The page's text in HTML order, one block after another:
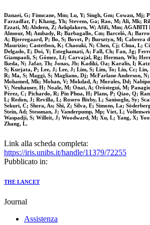
Danaei, G; Finucane, Mm; Lu, Y; Singh, Gm; Cowan, Mj;
Farzadfar, F; Khang, Yh; Stevens, Ga; Rao, M; Ali, Mk;
Ezzati, M; Abdeen, Z; Aekplakorn, W; Afifi, Mm; AGABITI
Alnsour, M; Ambady, R; Barbagallo, Cm; Barceló, A;
A; Bjerregaard, P; Bo, S; Bovet, P; Bursztyn, M; Cabrera
Maurizio; Castetbon, K; Chaouki, N; Chen, Cj; Chua, L;
Delgado, E; Doi, Y; Esteghamati, A; Fall, Ch; Fan, Jg;
Giampaoli, S; Gómez, Lf; Carvajal, Rg; Herman, Wh;
Ikeda, N; Jafar, Th; Jonas, Jb; Kadiki, Oa; Karalis, I;
S; Kurjata, P; Lee, J; Lee, J; Lim, S; Lim, To; Lin, Cc;
R; Ma, S; Maggi, S; Magliano, Dj; McFarlane Anderson,
Mohamed, Mk; Mohan, V; Mokdad, A; Morales, Dd;
V; Neuhauser, H; Noale, M; Onat, A; Oróstegui, M;
Pérez, C; Pichardo, R; Pin Phua, H; Plans, P; Qiao, Q;
L; Redon, J; Revilla, L; Rosero Bixby, L; Sanisoglu, Sy;
Sekuri, C; Shera, As; Shi, Z; Silva, E; Simons, La;
Stein, Ad; Stessman, J; Vanderpump, Mp; Viet, L;
Waspadji, S; Willeit, J; Woodward, M; Xu, L; Yang, X;
Zhang, L.
Link alla scheda completa:
https://iris.unibs.it/handle/11379/72255
Pubblicato in:
THE LANCET
Journal
Assistenza